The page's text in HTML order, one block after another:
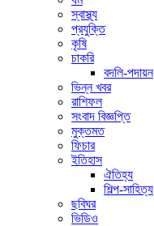
স্বাস্থ্য
প্রযুক্তি
কৃষি
চাকরি
বদলি-পদায়ন
ভিন্ন খবর
রাশিফল
সংবাদ বিজ্ঞপ্তি
মুক্তমত
ফিচার
ইতিহাস
ঐতিহ্য
শিল্প-সাহিত্য
ছবিঘর
ভিডিও